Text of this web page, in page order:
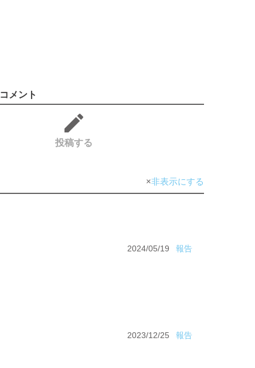
コメント
投稿する
非表示にする
2024/05/19 報告
2023/12/25 報告